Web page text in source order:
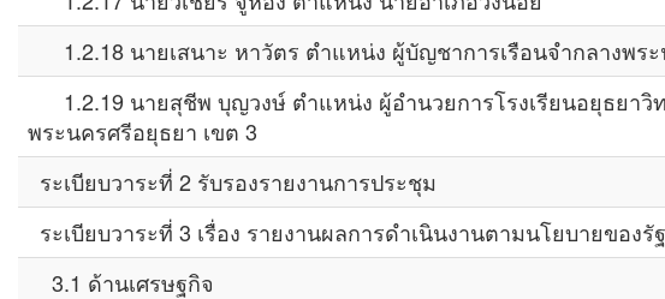
1.2.18 นายเสนาะ หาวัตร ตำแหน่ง ผู้บัญชาการเรือนจำกลางพร
1.2.19 นายสุชีพ บุญวงษ์ ตำแหน่ง ผู้อำนวยการโรงเรียนอยุธยา
พระนครศรีอยุธยา เขต 3
ระเบียบวาระที่ 2 รับรองรายงานการประชุม
ระเบียบวาระที่ 3 เรื่อง รายงานผลการดำเนินงานตามนโยบายข
3.1 ด้านเศรษฐกิจ